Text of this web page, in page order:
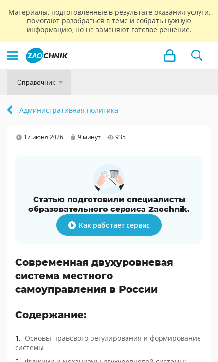
Материалы, подготовленные в результате оказания услуги,
помогают разобраться в теме и собрать нужную
информацию, но не заменяют готовое решение.
Справочник
Административная политика
17 июня 2026 9 минут 935
Статью подготовили специалисты
образовательного сервиса Zaochnik.
Как работает сервис
Современная двухуровневая
система местного
самоуправления в России
Содержание:
Основы правового регулирования и формирование
системы